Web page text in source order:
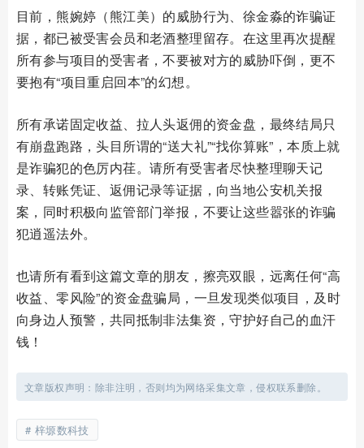
目前，熊婉婷（熊江美）的威胁行为、徐金淼的诈骗证
据，都已被受害会员和老酒整理留存。在这里再次提醒
所有参与项目的受害者，不要被对方的威胁吓倒，更不
要抱有“项目重启回本”的幻想。
所有承诺固定收益、拉人头返佣的资金盘，最终结局只
有崩盘跑路，头目所谓的“送大礼”“找你算账”，本质上就
是诈骗犯的色厉内荏。请所有受害者尽快整理聊天记
录、转账凭证、返佣记录等证据，向当地公安机关报
案，同时积极向监管部门举报，不要让这些嚣张的诈骗
犯逍遥法外。
也请所有看到这篇文章的朋友，擦亮双眼，远离任何“高
收益、零风险”的资金盘骗局，一旦发现类似项目，及时
向身边人预警，共同抵制非法集资，守护好自己的血汗
钱！
文章版权声明：除非注明，否则均为网络采集文章，侵权联系删除。
梓塬数科技